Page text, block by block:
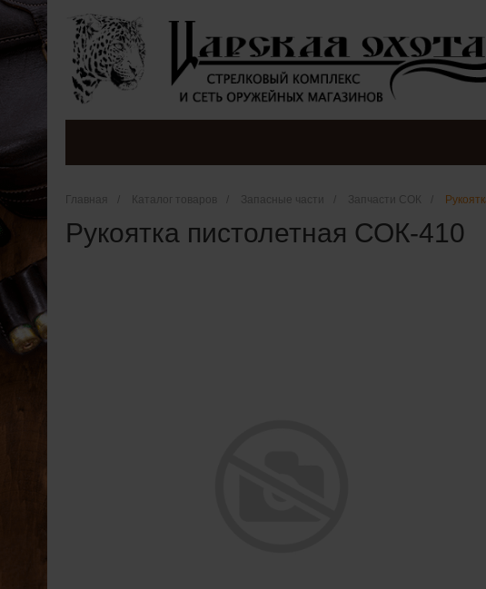
Главная Каталог товаров Запасные части Запчасти СОК
Рукоятка пистолетная СОК-410